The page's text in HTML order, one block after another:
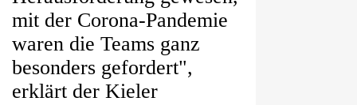
mit der Corona-Pandemie
waren die Teams ganz
besonders gefordert",
erklärt der Kieler